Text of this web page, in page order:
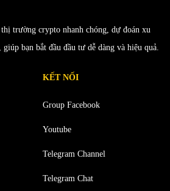
trường crypto nhanh chóng, dự đoán xu
bạn bắt đầu đầu tư dễ dàng và hiệu quả.
KẾT NỐI
Group Facebook
Youtube
Telegram Channel
Telegram Chat